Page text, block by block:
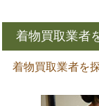
着物買取業者
着物買取業者を